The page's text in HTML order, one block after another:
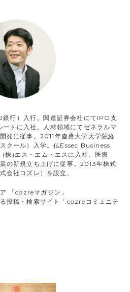
行）入行。関連証券会社にてIPO支
トに入社。人材領域にてゼネラルマ
発に従事。2011年慶應大学大学院経
クール）入学。仏Essec Business
株)エス・エム・エスに入社。医療
の新規立ち上げに従事。2013年株式
会社コズレ）を設立。
「cozreマガジン」
投稿・検索サイト「cozreコミュニテ